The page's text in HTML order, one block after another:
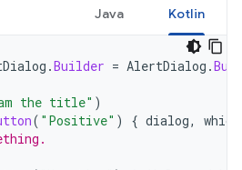
Kotlin
Java
.Builder = AlertDialog .
the title" )
( "Positive" ) { dialog,
which